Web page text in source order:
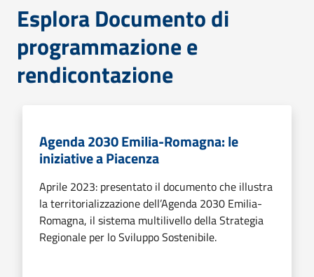
Esplora Documento di
programmazione e
rendicontazione
Agenda 2030 Emilia-Romagna: le
iniziative a Piacenza
Aprile 2023: presentato il documento che illustra
la territorializzazione dell’Agenda 2030 Emilia-
Romagna, il sistema multilivello della Strategia
Regionale per lo Sviluppo Sostenibile.